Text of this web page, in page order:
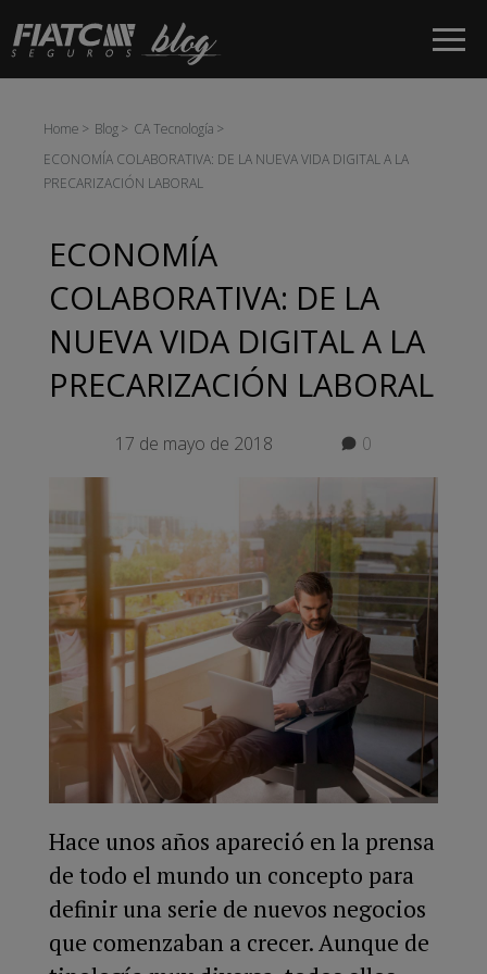
Saltar al contenido principal
Home Blog
CA Tecnología
ECONOMÍA COLABORATIVA: DE LA NUEVA VIDA DIGITAL A LA
PRECARIZACIÓN LABORAL
ECONOMÍA
COLABORATIVA: DE LA
NUEVA VIDA DIGITAL A LA
PRECARIZACIÓN LABORAL
17 de mayo de 2018 0
Hace unos años apareció en la prensa
de todo el mundo un concepto para
definir una serie de nuevos negocios
que comenzaban a crecer. Aunque de